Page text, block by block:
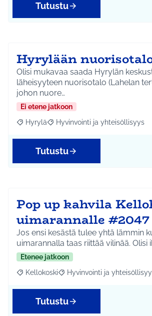
Tutustu
Hyrylään
Olisi mukavaa saada Hyrylän
läheisyyteen nuorisotalo (Lahelan
johon nuore…
Ei etene jatkoon
Rajaa tulokset aihepiirin mukaan: Hyrylä
Hyrylä Rajaa tulokset teeman
Hyvinvointi ja yhteisöllisyys
Tutustu
Pop up kahvila
uimarannalle #2047
Jos ensi kesästä tulee yhtä lämmin
uimarannalla taas riittää vilinää. Olisi
Etenee jatkoon
Rajaa tulokset aihepiirin mukaan:
Kellokoski Rajaa tulokset teeman
Hyvinvointi ja
Tutustu